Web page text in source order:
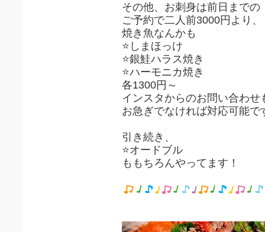
その他、お刺身は前日までの
ご予約で二人前3000円より、
焼き魚なんかも
⭐️しまほっけ
⭐️銀鮭ハラス焼き
⭐️ハーモニカ焼き
各1300円～
インスタからのお問い合わせ
お急ぎでなければ対応可能で
引き続き、
⭐️オードブル
ももちろんやってます！